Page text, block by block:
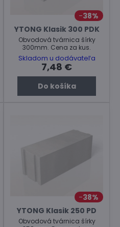
38%
YTONG Klasik 300 PDK
Obvodová tvárnica šírky
300mm. Cena za kus.
Skladom u dodávateľa
7,48 €
Do košíka
38%
YTONG Klasik 250 PD
Obvodová tvárnica šírky